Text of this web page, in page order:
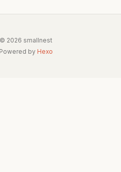
© 2026 smallnest
Powered by Hexo